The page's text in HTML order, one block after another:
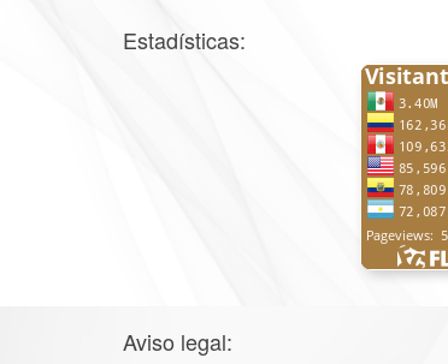
Estadísticas:
Aviso legal: